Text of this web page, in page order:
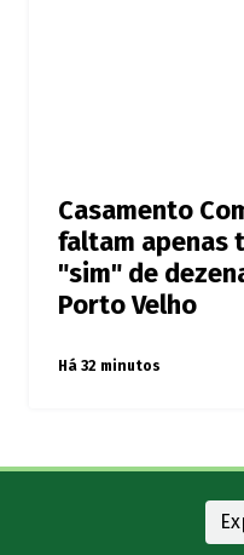
Casamento
faltam apenas
"sim" de
Porto Velho
Há 32 minutos